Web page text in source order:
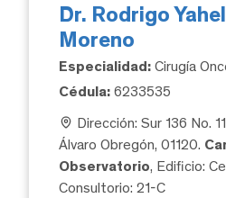
Dr. Rodrigo
Moreno
Especialidad: Cirugía
Cédula: 6233535
Dirección: Sur 136 No.
Álvaro Obregón, 01120.
Observatorio, Edificio:
Consultorio: 21-C